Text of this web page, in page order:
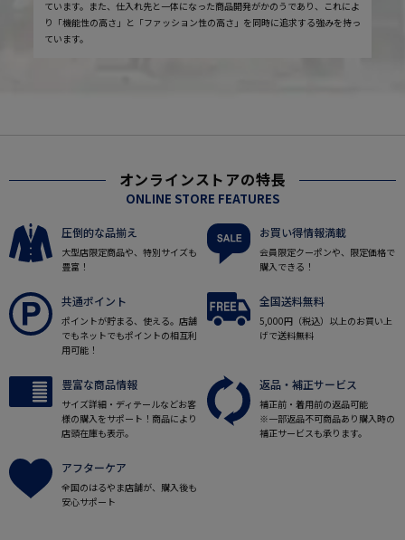
ています。また、仕入れ先と一体になった商品開発がかのうであり、これによ
り「機能性の高さ」と「ファッション性の高さ」を同時に追求する強みを持っ
ています。
オンラインストアの特長
ONLINE STORE FEATURES
圧倒的な品揃え
大型店限定商品や、特別サイズも
豊富！
お買い得情報満載
会員限定クーポンや、限定価格で
購入できる！
共通ポイント
ポイントが貯まる、使える。店舗
でもネットでもポイントの相互利
用可能！
全国送料無料
5,000円（税込）以上のお買い上
げで送料無料
豊富な商品情報
サイズ詳細・ディテールなどお客
様の購入をサポート！商品により
店頭在庫も表示。
返品・補正サービス
補正前・着用前の返品可能
※一部返品不可商品あり購入時の
補正サービスも承ります。
アフターケア
全国のはるやま店舗が、購入後も
安心サポート